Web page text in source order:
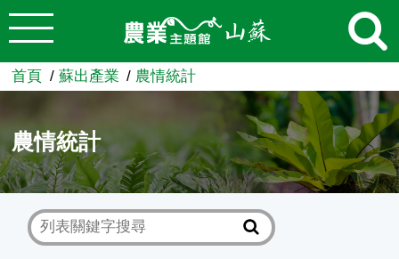
跳到主要內容
農業知識入口網
首頁 蘇出產業 農情統計
農情統計